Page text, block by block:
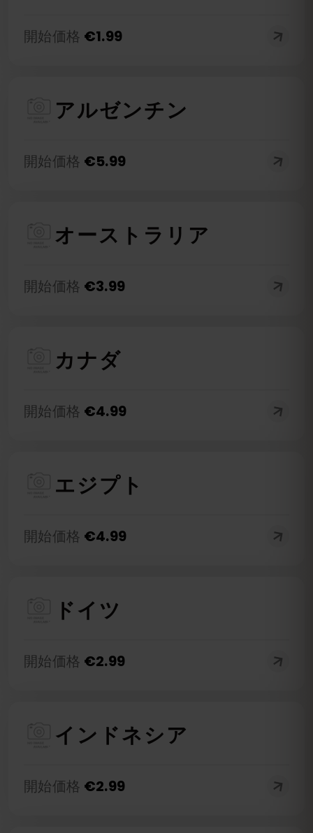
開始価格 €1.99
アルゼンチン
開始価格 €5.99
オーストラリア
開始価格 €3.99
カナダ
開始価格 €4.99
エジプト
開始価格 €4.99
ドイツ
開始価格 €2.99
インドネシア
開始価格 €2.99